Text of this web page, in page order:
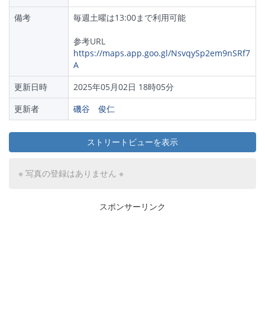
備考
毎週土曜は13:00まで利用可能
参考URL
https://maps.app.goo.gl/NsvqySp2em9nSRf7
A
更新日時
2025年05月02日 18時05分
更新者
磯谷 俊仁
ストリートビューを表示
※ 写真の登録はありません ※
スポンサーリンク